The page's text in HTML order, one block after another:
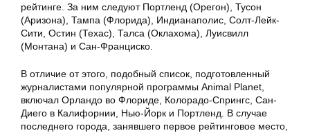
рейтинге. За ним следуют Портленд (Орегон), Тусон
(Аризона), Тампа (Флорида), Индианаполис, Солт-Лейк-
Сити, Остин (Техас), Талса (Оклахома), Луисвилл
(Монтана) и Сан-Франциско.
В отличие от этого, подобный список, подготовленный
журналистами популярной программы Animal Planet,
включал Орландо во Флориде, Колорадо-Спрингс, Сан-
Диего в Калифорнии, Нью-Йорк и Портленд. В случае
последнего города, занявшего первое рейтинговое место,